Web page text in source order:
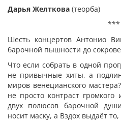
Дарья Желткова (теорба)
***
Шесть концертов Антонио
барочной пышности до
Что если собрать в одной
не привычные хиты, а
миров венецианского
не просто контраст громкого
двух полюсов барочной
носит маску, а Вздох выдаёт